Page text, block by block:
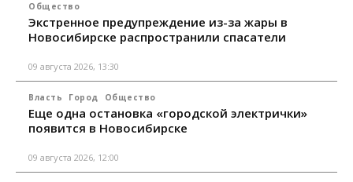
Общество
Экстренное предупреждение из-за жары в
Новосибирске распространили спасатели
09 августа 2026, 13:30
Власть Город Общество
Еще одна остановка «городской электрички»
появится в Новосибирске
09 августа 2026, 12:00